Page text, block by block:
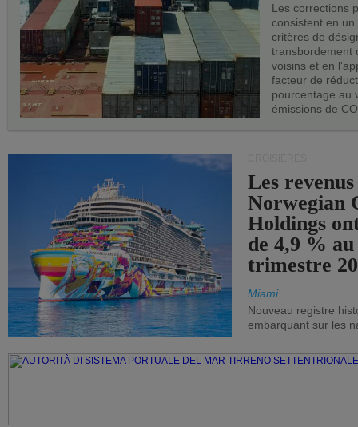
Les corrections
consistent en
critères de
transbordement
voisins et en
facteur de
pourcentage au
émissions de
Les
Norwegian
Holdings
de 4,9 %
trimestre
Miami
Nouveau registre
embarquant sur les